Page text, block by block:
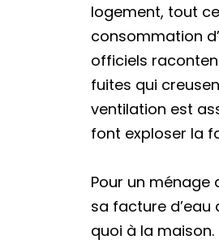
logement, tout
consommation
officiels
fuites qui
ventilation est
font exploser la
Pour un ménage
sa facture
quoi à la maison.